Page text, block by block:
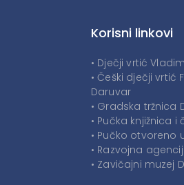
Korisni linkovi
• Dječji vrtić
• Češki dječji vrtić
Daruvar
• Gradska tržnica
• Pučka knjižnica
• Pučko otvoreno
• Razvojna
• Zavičajni muzej